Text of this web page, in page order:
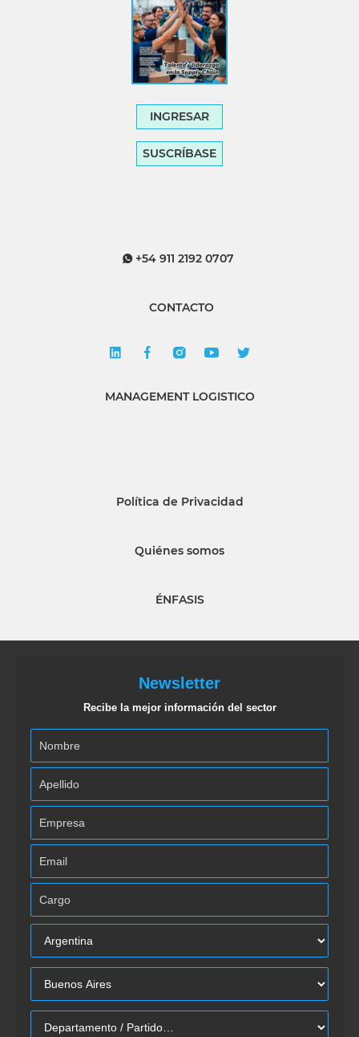
INGRESAR
SUSCRÍBASE
+54 911 2192 0707
CONTACTO
MANAGEMENT LOGISTICO
Política de Privacidad
Quiénes somos
ÉNFASIS
Newsletter
Recibe la mejor información del sector